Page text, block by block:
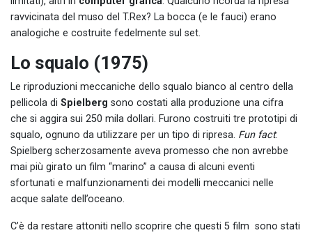
ravvicinata del muso del T.Rex? La bocca (e le fauci) erano
analogiche e costruite fedelmente sul set.
Lo squalo (1975)
Le riproduzioni meccaniche dello squalo bianco al centro della
pellicola di Spielberg sono costati alla produzione una cifra
che si aggira sui 250 mila dollari. Furono costruiti tre prototipi di
squalo, ognuno da utilizzare per un tipo di ripresa. Fun fact:
Spielberg scherzosamente aveva promesso che non avrebbe
mai più girato un film “marino” a causa di alcuni eventi
sfortunati e malfunzionamenti dei modelli meccanici nelle
acque salate dell’oceano.
C’è da restare attoniti nello scoprire che questi 5 film sono stati